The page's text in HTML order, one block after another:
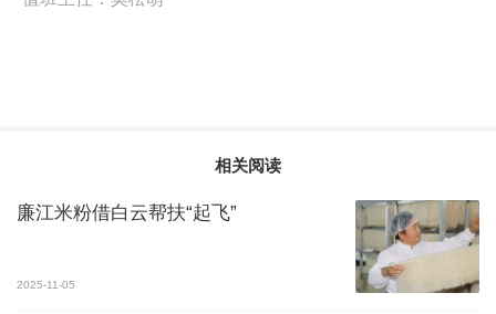
相关阅读
廉江米粉借白云帮扶“起飞”
2025-11-05